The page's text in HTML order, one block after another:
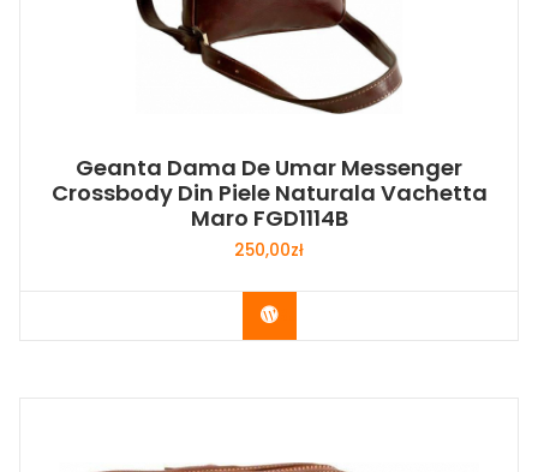
Geanta Dama De Umar Messenger
Crossbody Din Piele Naturala Vachetta
Maro FGD1114B
250,00zł
Buy Now